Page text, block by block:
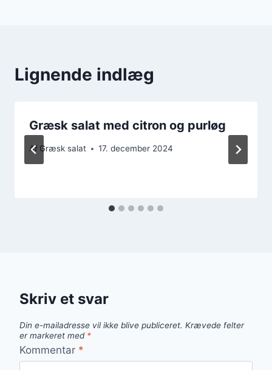
Lignende indlæg
Græsk salat med citron og purløg
Af Græsk salat 17. december 2024
Skriv et svar
Din e-mailadresse vil ikke blive publiceret. Krævede felter
er markeret med *
Kommentar *